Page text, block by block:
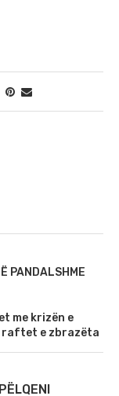
PANDALSHME
me krizën e
raftet e zbrazëta